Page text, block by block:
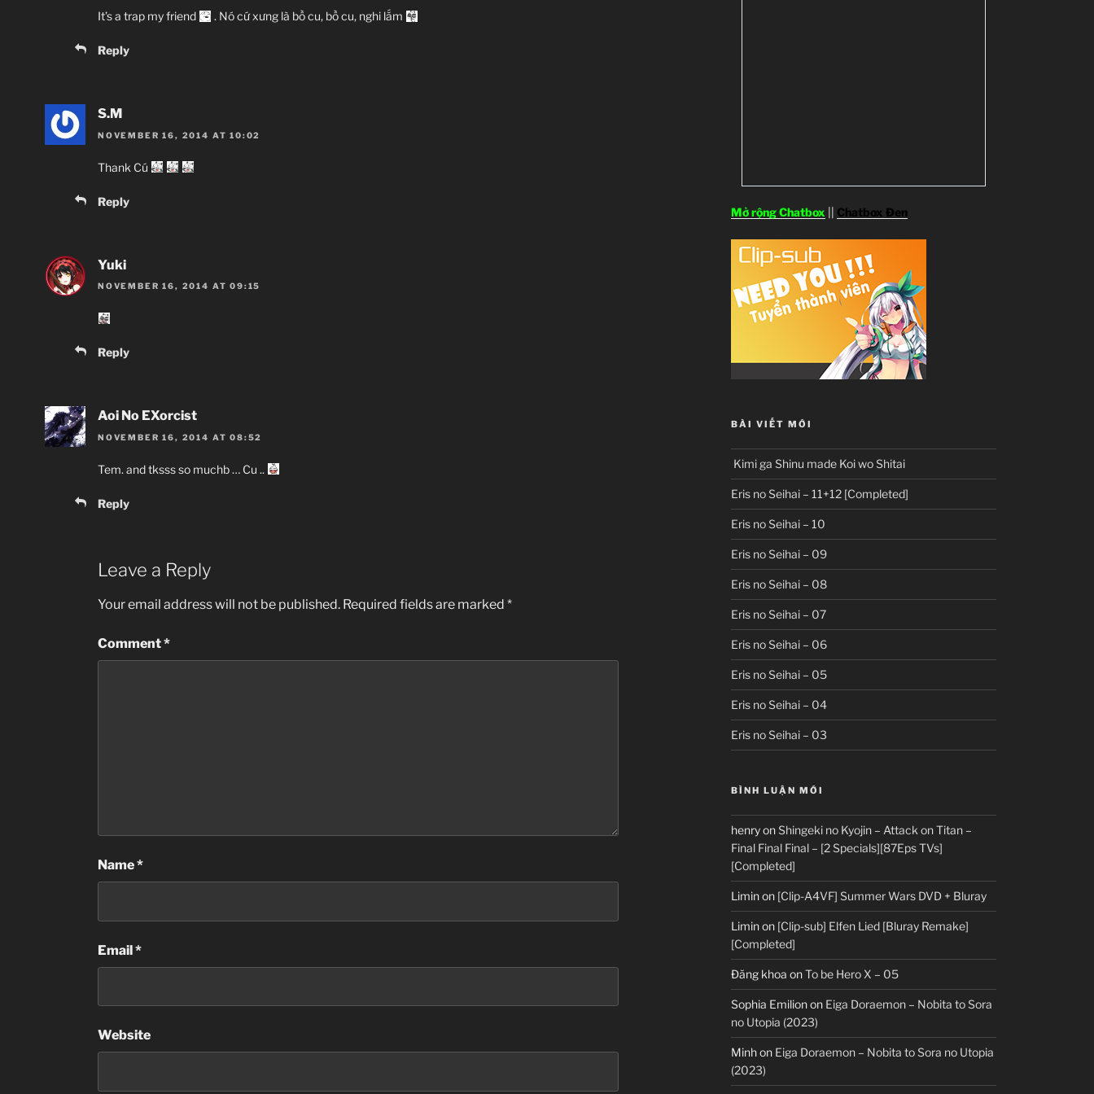
It’s a trap my friend . Nó cứ xưng là bồ cu, bồ cu, nghi lắm
Reply
S.M
NOVEMBER 16, 2014 AT 10:02
Thank Cú
Reply
Yuki
NOVEMBER 16, 2014 AT 09:15
Reply
Aoi No EXorcist
NOVEMBER 16, 2014 AT 08:52
Tem. and tksss so muchb … Cu ..
Reply
Leave a Reply
Your email address will not be published. Required fields are marked *
Comment*
Name*
Email*
Website
Mở rộng Chatbox Chatbox Đen
BÀI VIẾT MỚI
Kimi ga Shinu made Koi wo Shitai
Eris no Seihai – 11+12 [Completed]
Eris no Seihai – 10
Eris no Seihai – 09
Eris no Seihai – 08
Eris no Seihai – 07
Eris no Seihai – 06
Eris no Seihai – 05
Eris no Seihai – 04
Eris no Seihai – 03
BÌNH LUẬN MỚI
henryonShingeki no Kyojin – Attack on Titan –
Final Final Final – [2 Specials][87Eps TVs]
[Completed]
Liminon [Clip-A4VF] Summer Wars DVD + Bluray
Liminon [Clip-sub] Elfen Lied [Bluray Remake]
[Completed]
Đăng khoa onTo be Hero X – 05
Sophia Emilionon Eiga Doraemon – Nobita to Sora
no Utopia (2023)
Minhon Eiga Doraemon – Nobita to Sora no Utopia
(2023)